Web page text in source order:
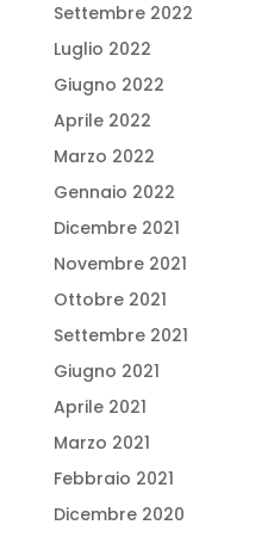
Settembre 2022
Luglio 2022
Giugno 2022
Aprile 2022
Marzo 2022
Gennaio 2022
Dicembre 2021
Novembre 2021
Ottobre 2021
Settembre 2021
Giugno 2021
Aprile 2021
Marzo 2021
Febbraio 2021
Dicembre 2020